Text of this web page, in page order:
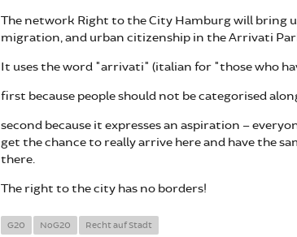
The network Right to the City Hamburg will bring
migration, and urban citizenship in the Arrivati
It uses the word "arrivati" (italian for "those who
first because people should not be categorised
second because it expresses an aspiration –
get the chance to really arrive here and have the
there.
The right to the city has no borders!
G20 NoG20 Recht auf Stadt